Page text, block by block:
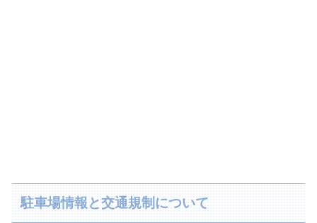
駐車場情報と交通規制について